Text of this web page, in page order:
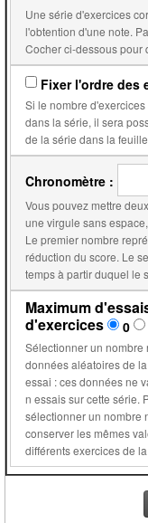
Une série d'exercices
l'obtention d'une note.
Cocher ci-dessous pour
Fixer l'ordre des
Si le nombre
dans la série, il sera possible de choisir l'ordre au moment de l'insertion
de la série dans la
Chronomètre :
Vous pouvez mettre
une virgule sans
Le premier nombre
réduction du score. Le second, par défaut égal au premier, représente le
temps à partir duquel le
Maximum
d'exercices
0
Sélectionner un nombre n
données aléatoires de
essai : ces données ne varieront qu'en cas de bonne réponse ou après
n essais sur cette série. Pour une série d'exercices dont l'ordre est fixé,
sélectionner un nombre n
conserver les mêmes
différents